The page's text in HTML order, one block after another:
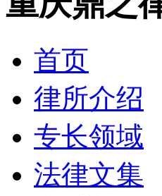
首页
律所介绍
专长领域
法律文集